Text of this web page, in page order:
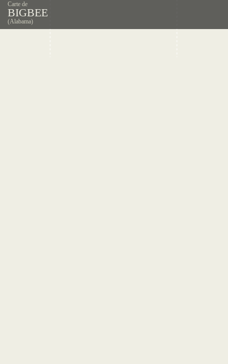
Carte de
BIGBEE
(Alabama)